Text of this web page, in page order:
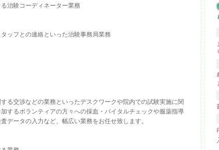
治験コーディネーター業務
ッフとの連絡といった治験事務局業務
る交渉などの業務といったデスクワークや院内での試験実施に関
するボランティアの方々への採血・バイタルチェックや服薬指導
データの入力など、幅広い業務をお任せ致します。